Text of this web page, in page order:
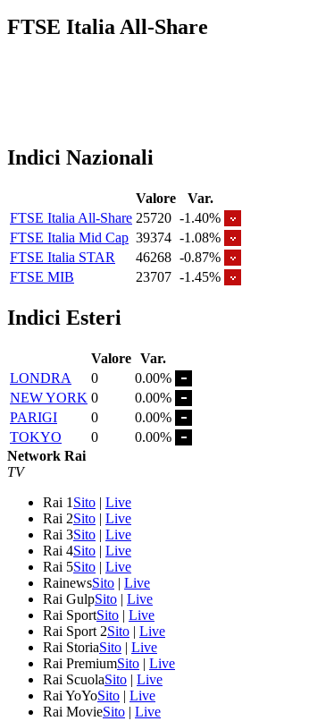
FTSE Italia All-Share
Indici Nazionali
Valore
Var.
FTSE Italia All-Share 25720 -1.40%
FTSE Italia Mid Cap 39374 -1.08%
FTSE Italia STAR
46268 -0.87%
FTSE MIB
23707 -1.45%
Indici Esteri
Valore Var.
LONDRA
0
0.00%
NEW YORK 0
0.00%
PARIGI
0
0.00%
TOKYO
0
0.00%
Network Rai
TV
Rai 1 Sito | Live
Rai 2Sito | Live
Rai 3Sito | Live
Rai 4Sito | Live
Rai 5Sito | Live
RainewsSito | Live
Rai GulpSito | Live
Rai SportSito | Live
Rai Sport 2Sito | Live
Rai StoriaSito | Live
Rai PremiumSito | Live
Rai ScuolaSito | Live
Rai YoYoSito | Live
Rai MovieSito | Live